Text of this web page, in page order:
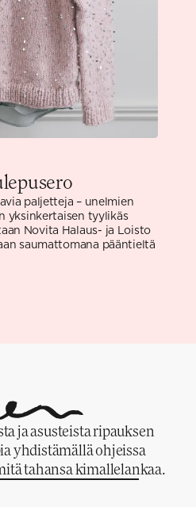
paljetteja – unelmien
yksinkertaisen tyylikäs
Novita Halaus- ja Loisto
saumattomana pääntieltä
ja asusteista ripauksen
yhdistämällä ohjeissa
tahansa kimallelankaa.